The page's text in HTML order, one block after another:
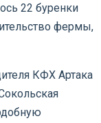
22 буренки
фермы,
КФХ Артака